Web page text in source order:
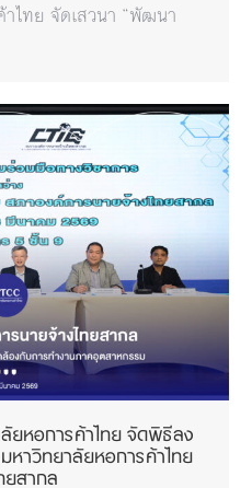
ไทย จัดเสวนา “พัฒนา
หอการค้าไทย จัดพิธีลง
หาวิทยาลัยหอการค้าไทย
ยสากล